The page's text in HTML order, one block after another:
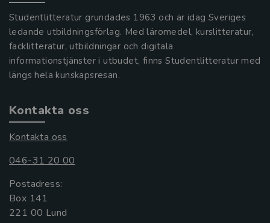
Studentlitteratur grundades 1963 och är idag Sveriges
ledande utbildningsförlag. Med läromedel, kurslitteratur,
facklitteratur, utbildningar och digitala
informationstjänster i utbudet, finns Studentlitteratur med
längs hela kunskapsresan.
Kontakta oss
Kontakta oss
046-31 20 00
Postadress:
Box 141
221 00 Lund